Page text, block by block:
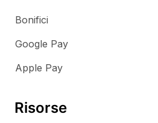
Bonifici
Google Pay
Apple Pay
Risorse